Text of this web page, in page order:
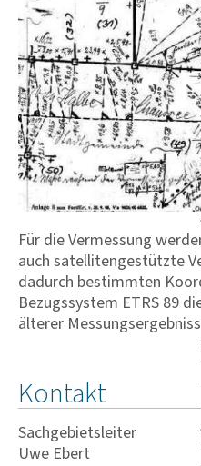
Für die Vermessung
auch satellitengestützte
dadurch bestimmten
Bezugssystem ETRS 89
älterer
Kontakt
Sachgebietsleiter
Uwe Ebert